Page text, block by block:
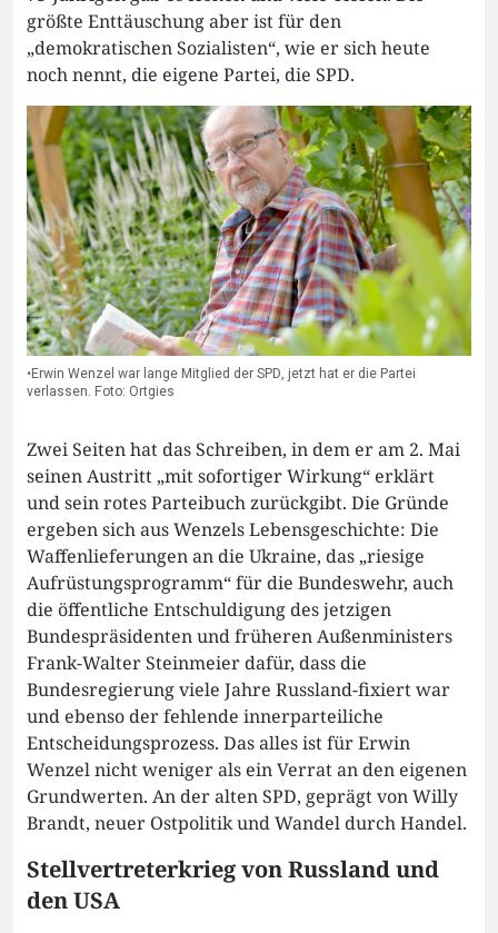
größte Enttäuschung aber ist für den
„demokratischen Sozialisten“, wie er sich heute
noch nennt, die eigene Partei, die SPD.
•Erwin Wenzel war lange Mitglied der SPD, jetzt hat er die Partei
verlassen. Foto: Ortgies
Zwei Seiten hat das Schreiben, in dem er am 2. Mai
seinen Austritt „mit sofortiger Wirkung“ erklärt
und sein rotes Parteibuch zurückgibt. Die Gründe
ergeben sich aus Wenzels Lebensgeschichte: Die
Waffenlieferungen an die Ukraine, das „riesige
Aufrüstungsprogramm“ für die Bundeswehr, auch
die öffentliche Entschuldigung des jetzigen
Bundespräsidenten und früheren Außenministers
Frank-Walter Steinmeier dafür, dass die
Bundesregierung viele Jahre Russland-fixiert war
und ebenso der fehlende innerparteiliche
Entscheidungsprozess. Das alles ist für Erwin
Wenzel nicht weniger als ein Verrat an den eigenen
Grundwerten. An der alten SPD, geprägt von Willy
Brandt, neuer Ostpolitik und Wandel durch Handel.
Stellvertreterkrieg von Russland und
den USA